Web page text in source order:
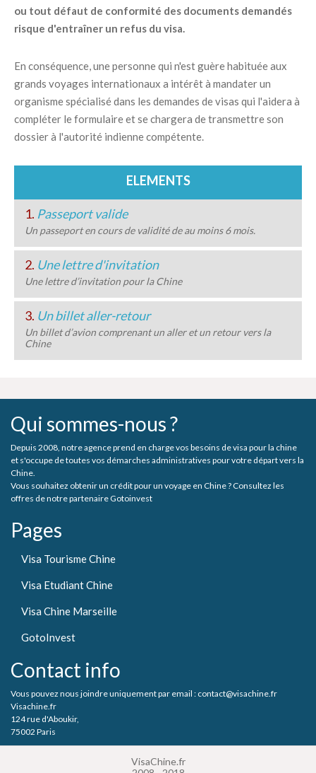
ou tout défaut de conformité des documents demandés
risque d'entraîner un refus du visa.
En conséquence, une personne qui n'est guère habituée aux
grands voyages internationaux a intérêt à mandater un
organisme spécialisé dans les demandes de visas qui l'aidera à
compléter le formulaire et se chargera de transmettre son
dossier à l'autorité indienne compétente.
ELEMENTS
1. Passeport valide
Un passeport en cours de validité de au moins 6 mois.
2. Une lettre d'invitation
Une lettre d’invitation pour la Chine
3. Un billet aller-retour
Un billet d’avion comprenant un aller et un retour vers la
Chine
Qui sommes-nous ?
Depuis 2008, notre agence prend en charge vos besoins de visa pour la chine
et s'occupe de toutes vos démarches administratives pour votre départ vers la
Chine.
Vous souhaitez obtenir un crédit pour un voyage en Chine ? Consultez les
offres de notre partenaire Gotoinvest
Pages
Visa Tourisme Chine
Visa Etudiant Chine
Visa Chine Marseille
GotoInvest
Contact info
Vous pouvez nous joindre uniquement par email : contact@visachine.fr
Visachine.fr
124 rue d'Aboukir,
75002 Paris
VisaChine.fr